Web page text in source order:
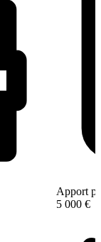
Apport
5 000 €